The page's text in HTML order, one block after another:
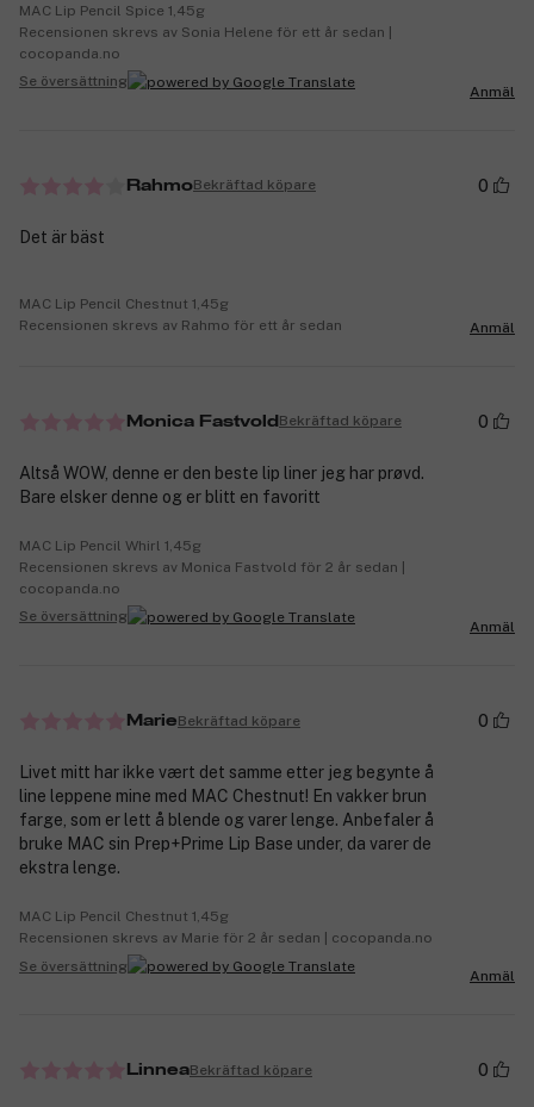
MAC Lip Pencil Spice 1,45g
Recensionen skrevs av Sonia Helene för ett år sedan |
cocopanda.no
Se översättning
Anmäl
RahmoBekräftad köpare 0
Det är bäst
MAC Lip Pencil Chestnut 1,45g
Recensionen skrevs av Rahmo för ett år sedan
Anmäl
Monica Fastvold Bekräftad köpare 0
Altså WOW, denne er den beste lip liner jeg har prøvd.
Bare elsker denne og er blitt en favoritt
MAC Lip Pencil Whirl 1,45g
Recensionen skrevs av Monica Fastvold för 2 år sedan |
cocopanda.no
Se översättning
Anmäl
MarieBekräftad köpare 0
Livet mitt har ikke vært det samme etter jeg begynte å
line leppene mine med MAC Chestnut! En vakker brun
farge, som er lett å blende og varer lenge. Anbefaler å
bruke MAC sin Prep+Prime Lip Base under, da varer de
ekstra lenge.
MAC Lip Pencil Chestnut 1,45g
Recensionen skrevs av Marie för 2 år sedan | cocopanda.no
Se översättning
Anmäl
LinneaBekräftad köpare 0